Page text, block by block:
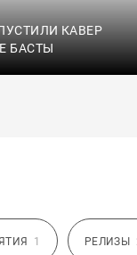
КАВЕР
БАСТЫ
1 РЕЛИЗЫ